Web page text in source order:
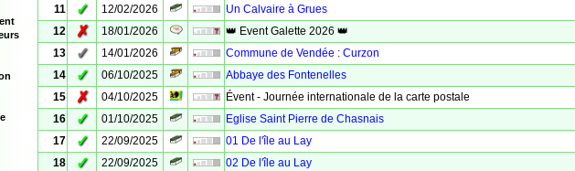
11
✓ 12/02/2026
Un Calvaire à Grues
12
✗ 18/01/2026
👑 Event Galette 2026 👑
13
✓ 14/01/2026
Commune de Vendée : Curzon
14
✓ 06/10/2025
Abbaye des Fontenelles
15
✗ 04/10/2025
Évent - Journée internationale de la carte postale
16
✓ 01/10/2025
Eglise Saint Pierre de Chasnais
17
✓ 22/09/2025
01 De l'île au Lay
18
✓ 22/09/2025
02 De l'île au Lay